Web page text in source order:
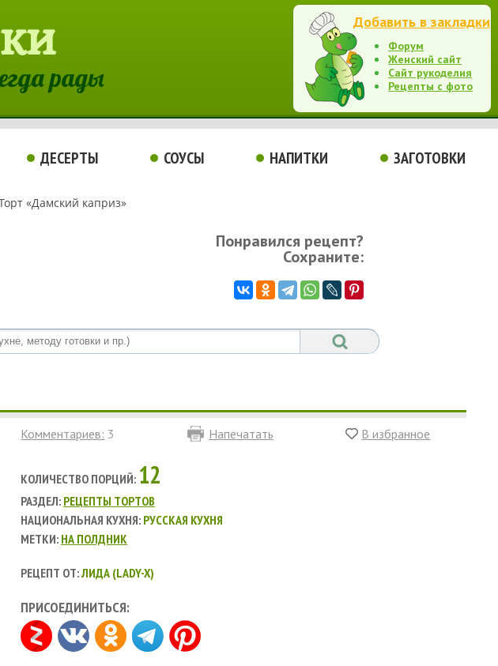
рады
Добавить в закладки
Форум
Женский сайт
Сайт рукоделия
Рецепты с фото
ДЕСЕРТЫ СОУСЫ НАПИТКИ ЗАГОТОВКИ
«Дамский каприз»
Понравился рецепт?
Сохраните:
Комментариев: 3 Напечатать В избранное
КОЛИЧЕСТВО ПОРЦИЙ: 12
РАЗДЕЛ: РЕЦЕПТЫ ТОРТОВ
НАЦИОНАЛЬНАЯ КУХНЯ: РУССКАЯ КУХНЯ
МЕТКИ: НА ПОЛДНИК
РЕЦЕПТ ОТ:ЛИДА (LADY-X)
ПРИСОЕДИНИТЬСЯ: